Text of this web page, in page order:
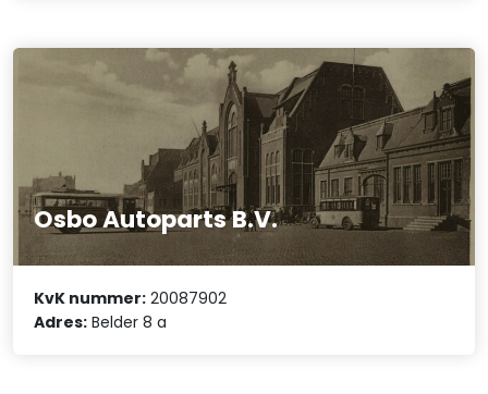
Osbo Autoparts B.V.
KvK nummer: 20087902
Adres: Belder 8 a